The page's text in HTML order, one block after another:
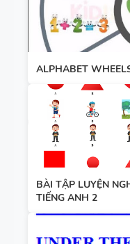
ALPHABET
BÀI TẬP LUYỆN
TIẾNG ANH 2